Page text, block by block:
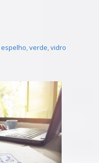
espelho,verde,vidro